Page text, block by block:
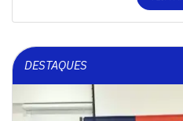
DESTAQUES